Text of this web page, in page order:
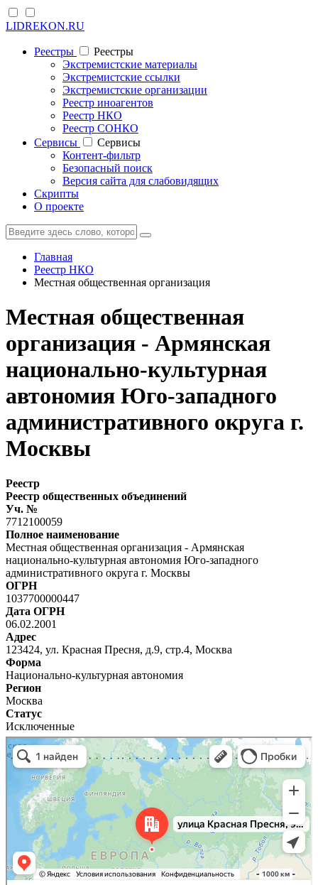
LIDREKON.RU
Реестры
Реестры
Экстремистские материалы
Экстремистские ссылки
Экстремистские организации
Реестр иноагентов
Реестр НКО
Реестр СОНКО
Cервисы
Cервисы
Контент-фильтр
Безопасный поиск
Версия сайта для слабовидящих
Скрипты
О проекте
Главная
Реестр НКО
Местная общественная организация
Местная общественная
организация - Армянская
национально-культурная
автономия Юго-западного
административного округа г.
Москвы
Реестр
Реестр общественных объединений
Уч. №
7712100059
Полное наименование
Местная общественная организация - Армянская
национально-культурная автономия Юго-западного
административного округа г. Москвы
ОГРН
1037700000447
Дата ОГРН
06.02.2001
Адрес
123424, ул. Красная Пресня, д.9, стр.4, Москва
Форма
Национально-культурная автономия
Регион
Москва
Статус
Исключенные